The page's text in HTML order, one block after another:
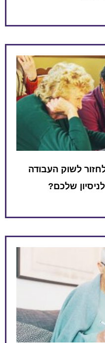
לשוק העבודה
שלכם?